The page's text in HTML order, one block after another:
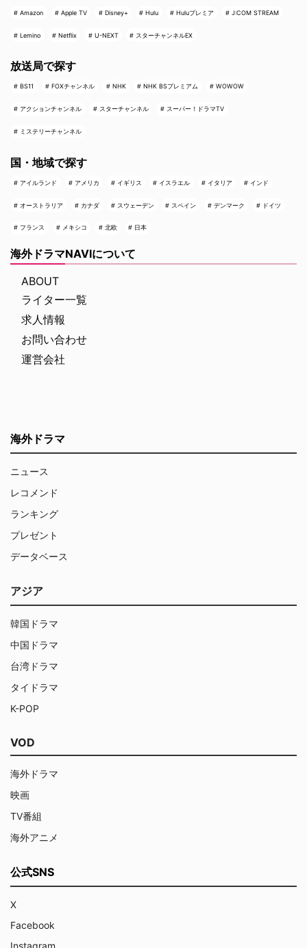
Amazon Apple TV Disney+ Hulu Huluプレミア J:COM STREAM
Lemino Netflix U-NEXT スターチャンネルEX
放送局で探す
BS11 FOXチャンネル NHK NHK BSプレミアム WOWOW
アクションチャンネル スターチャンネル スーパー！ドラマTV
ミステリーチャンネル
国・地域で探す
アイルランド アメリカ イギリス イスラエル イタリア インド
オーストラリア カナダ スウェーデン スペイン デンマーク ドイツ
フランス メキシコ 北欧 日本
海外ドラマNAVIについて
ABOUT
ライター一覧
求人情報
お問い合わせ
運営会社
海外ドラマ
ニュース
レコメンド
ランキング
プレゼント
データベース
アジア
韓国ドラマ
中国ドラマ
台湾ドラマ
タイドラマ
K-POP
VOD
海外ドラマ
映画
TV番組
海外アニメ
公式SNS
X
Facebook